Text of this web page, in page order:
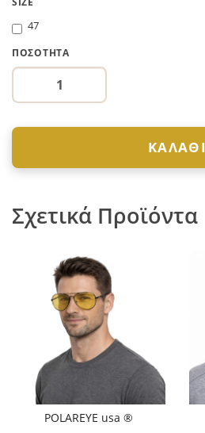
47
ΠΟΣΌΤΗΤΑ
ΚΑΛΆΘΙ
Σχετικά Προϊόντα
POLAREYE usa ®